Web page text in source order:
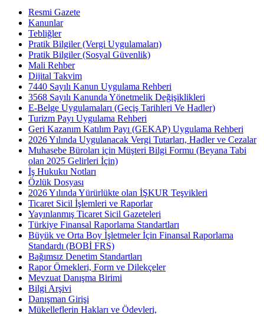
Resmi Gazete
Kanunlar
Tebliğler
Pratik Bilgiler (Vergi Uygulamaları)
Pratik Bilgiler (Sosyal Güvenlik)
Mali Rehber
Dijital Takvim
7440 Sayılı Kanun Uygulama Rehberi
3568 Sayılı Kanunda Yönetmelik Değişiklikleri
E-Belge Uygulamaları (Geçiş Tarihleri Ve Hadler)
Turizm Payı Uygulama Rehberi
Geri Kazanım Katılım Payı (GEKAP) Uygulama Rehberi
2026 Yılında Uygulanacak Vergi Tutarları, Hadler ve Cezalar
Muhasebe Büroları için Müşteri Bilgi Formu (Beyana Tabi
olan 2025 Gelirleri İçin)
İş Hukuku Notları
Özlük Dosyası
2026 Yılında Yürürlükte olan İŞKUR Teşvikleri
Ticaret Sicil İşlemleri ve Raporlar
Yayınlanmış Ticaret Sicil Gazeteleri
Türkiye Finansal Raporlama Standartları
Büyük ve Orta Boy İşletmeler İçin Finansal Raporlama
Standardı (BOBİ FRS)
Bağımsız Denetim Standartları
Rapor Örnekleri, Form ve Dilekçeler
Mevzuat Danışma Birimi
Bilgi Arşivi
Danışman Girişi
Mükelleflerin Hakları ve Ödevleri,